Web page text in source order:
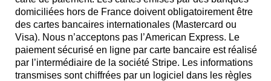
domiciliées hors de France doivent obligatoirement être
des cartes bancaires internationales (Mastercard ou
Visa). Nous n’acceptons pas l’American Express. Le
paiement sécurisé en ligne par carte bancaire est réalisé
par l’intermédiaire de la société Stripe. Les informations
transmises sont chiffrées par un logiciel dans les règles